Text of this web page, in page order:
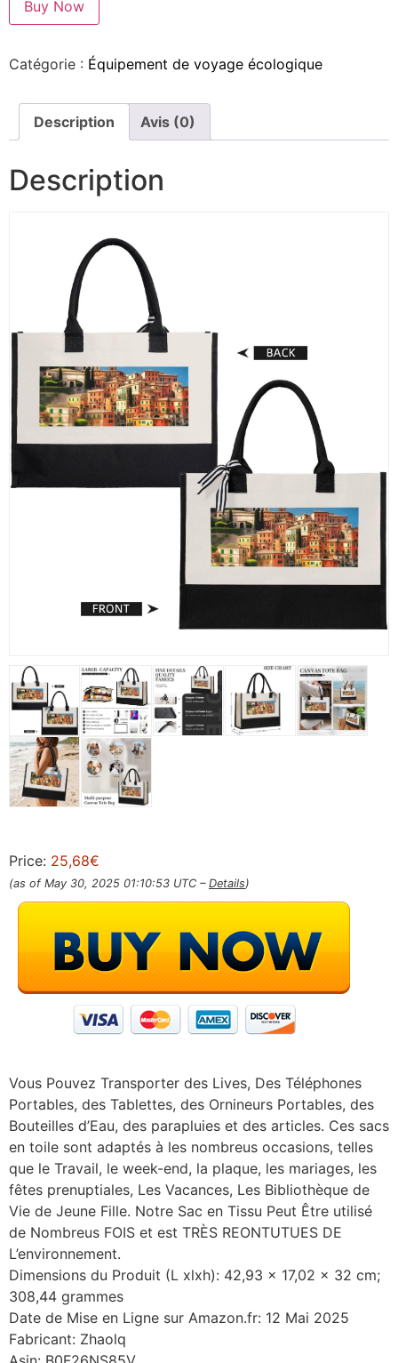
Buy Now
Catégorie : Équipement de voyage écologique
Description Avis (0)
Description
Price: 25,68€
(as of May 30, 2025 01:10:53 UTC – Details)
Vous Pouvez Transporter des Lives, Des Téléphones
Portables, des Tablettes, des Ornineurs Portables, des
Bouteilles d’Eau, des parapluies et des articles. Ces sacs
en toile sont adaptés à les nombreus occasions, telles
que le Travail, le week-end, la plaque, les mariages, les
fêtes prenuptiales, Les Vacances, Les Bibliothèque de
Vie de Jeune Fille. Notre Sac en Tissu Peut Être utilisé
de Nombreus FOIS et est TRÈS REONTUTUES DE
L’environnement.
Dimensions du Produit (L xlxh): 42,93 x 17,02 x 32 cm;
308,44 grammes
Date de Mise en Ligne sur Amazon.fr: 12 Mai 2025
Fabricant: Zhaolq